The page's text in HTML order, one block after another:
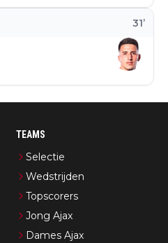
31’
TEAMS
Selectie
Wedstrijden
Topscorers
Jong Ajax
Dames Ajax